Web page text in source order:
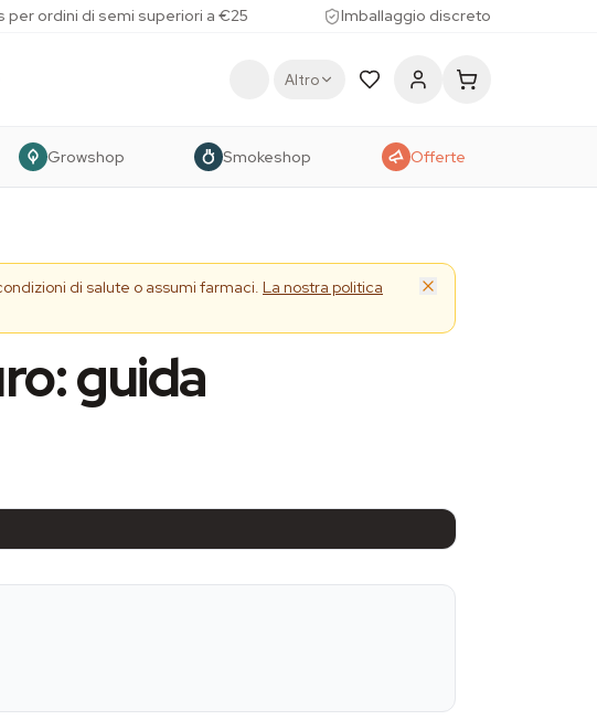
per ordini di semi superiori a €25 Imballaggio discreto
Altro
Growshop Smokeshop Offerte
di salute o assumi farmaci. La nostra politica
guida